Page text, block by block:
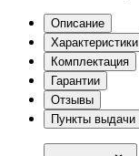
Описание
Характеристики
Комплектация
Гарантии
Отзывы
Пункты выдачи